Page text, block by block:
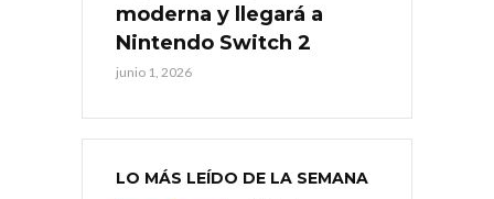
moderna y llegará a
Nintendo Switch 2
junio 1, 2026
LO MÁS LEÍDO DE LA SEMANA